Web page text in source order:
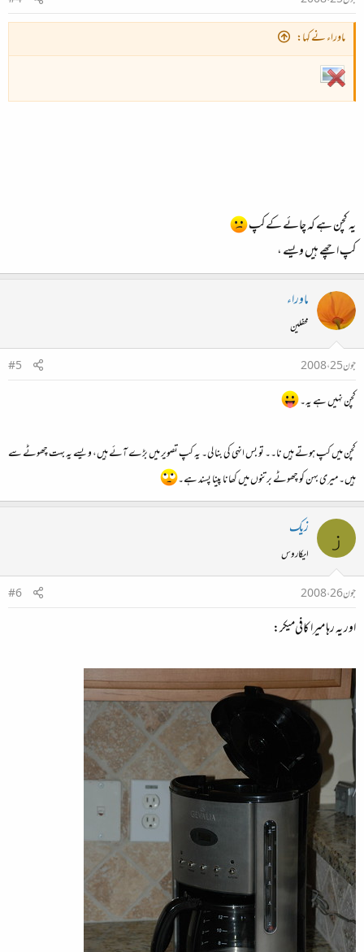
ماوراء نے کہا:
یہ کچن ہے کہ چائے کے کپ
کپ اچھے ہیں ویسے ،
ماوراء
محفلین
جون 25، 2008
#5
کچن نہیں ہے یہ۔
کچن میں کپ ہوتے ہیں نا۔۔ تو بس انہی کی بنا لی۔ یہ کپ تصویر میں بڑے آئے ہیں، ویسے یہ بہت چھوٹے سے
ہیں۔ میری بہن کو چھوٹے برتنوں میں کھانا پینا پسند ہے۔
ز زیک
ایکاروس
جون 26، 2008
#6
اور یہ رہا میرا کافی‌میکر: